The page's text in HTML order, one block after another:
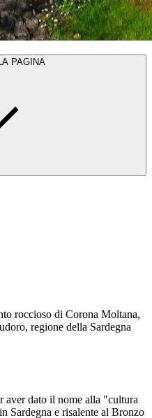
PAGINA
roccioso di Corona Moltana,
regione della Sardegna
aver dato il nome alla "cultura
Sardegna e risalente al Bronzo